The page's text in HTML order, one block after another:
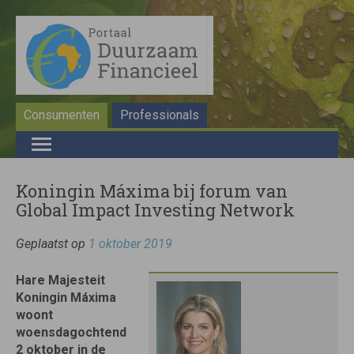
Consumenten Professionals
Koningin Máxima bij forum van
Global Impact Investing Network
Geplaatst op 1 oktober 2019
Hare Majesteit
Koningin Máxima
woont
woensdagochtend
2 oktober in de